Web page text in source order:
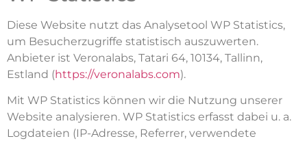
Diese Website nutzt das Analysetool WP Statistics,
um Besucherzugriffe statistisch auszuwerten.
Anbieter ist Veronalabs, Tatari 64, 10134, Tallinn,
Estland (https://veronalabs.com).
Mit WP Statistics können wir die Nutzung unserer
Website analysieren. WP Statistics erfasst dabei u. a.
Logdateien (IP-Adresse, Referrer, verwendete